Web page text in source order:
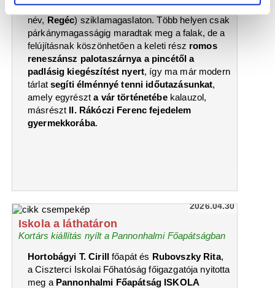
hosszúkás, szarv alakú (innen a szláv eredetű
név, Regéc) sziklamagaslaton. Több helyen csak
párkánymagasságig maradtak meg a falak, de a
felújításnak köszönhetően a keleti rész romos
reneszánsz palotaszárnya a pincétől a
padlásig kiegészítést nyert, így ma már modern
tárlatsegíti élménnyé tenni időutazásunkat,
amely egyrészta vár történetébekalauzol,
másrészt II. Rákóczi Ferenc fejedelem
gyermekkorába.
2026.04.30
Iskola a láthatáron
Kortárs kiállítás nyílt a Pannonhalmi Főapátságban
Hortobágyi T. Cirillfőapát és Rubovszky Rita,
a Ciszterci Iskolai Főhatóság főigazgatója nyitotta
meg aPannonhalmi Főapátság ISKOLA